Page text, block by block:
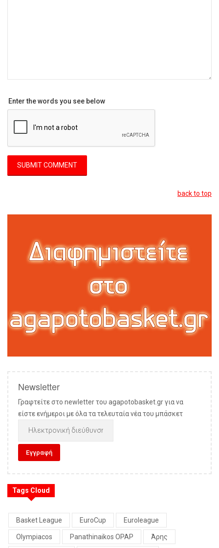
Enter the words you see below
back to top
Newsletter
Γραφτείτε στο newletter του agapotobasket.gr για να
είστε ενήμεροι με όλα τα τελευταία νέα του μπάσκετ
Tags Cloud
Basket League EuroCup Euroleague
Olympiacos Panathinaikos OPAP Άρης